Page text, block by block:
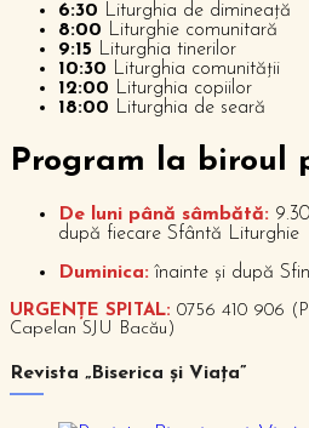
6:30 Liturghia de dimineață
8:00 Liturghie comunitară
9:15 Liturghia tinerilor
10:30 Liturghia comunității
12:00 Liturghia copiilor
18:00 Liturghia de seară
Program la biroul
De luni până sâmbătă:
după fiecare Sfântă Liturghie
Duminica: înainte și după
URGENȚE SPITAL: 0756 410 906
Capelan SJU Bacău)
Revista „Biserica și Viața”